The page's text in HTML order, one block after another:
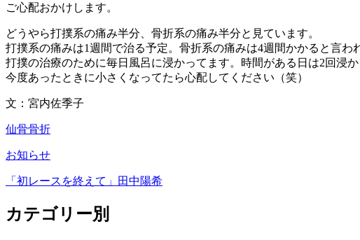
ご心配おかけします。
どうやら打撲系の痛み半分、骨折系の痛み半分と見ています。
打撲系の痛みは1週間で治る予定。骨折系の痛みは4週間かかると言わ
打撲の治療のために毎日風呂に浸かってます。時間がある日は2回浸
今度あったときに小さくなってたら心配してください（笑）
文：宮内佐季子
仙骨骨折
お知らせ
「初レースを終えて」田中陽希
カテゴリー別